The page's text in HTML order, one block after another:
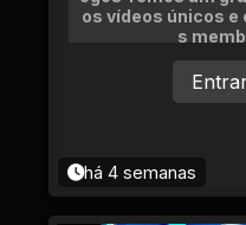
os vídeos únicos
s
há 4 semanas